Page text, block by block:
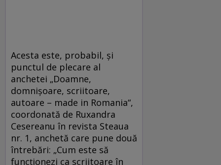
Acesta este, probabil, şi
punctul de plecare al
anchetei „Doamne,
domnişoare, scriitoare,
autoare – made in Romania“,
coordonată de Ruxandra
Cesereanu în revista Steaua
nr. 1, anchetă care pune două
întrebări: „Cum este să
funcționezi ca scriitoare în